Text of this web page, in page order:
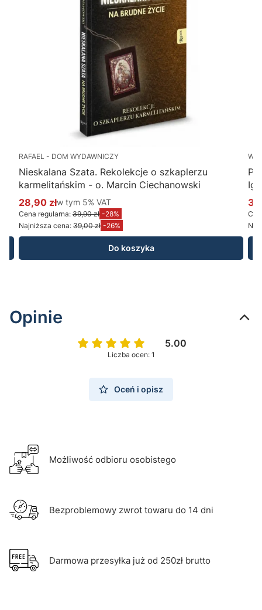
RAFAEL - DOM WYDAWNICZY
Nieskalana Szata. Rekolekcje o szkaplerzu
karmelitańskim - o. Marcin Ciechanowski
Cena promocyjna brutto
28,90 złw tym %s VAT
w tym 5% VAT
Cena regularna: 39,90 zł -28%
Najniższa cena: 39,00 zł -26%
Do koszyka
Opinie
5.00
Liczba ocen: 1
Oceń i opisz
Możliwość odbioru osobistego
Bezproblemowy zwrot towaru do 14 dni
Darmowa przesyłka już od 250zł brutto